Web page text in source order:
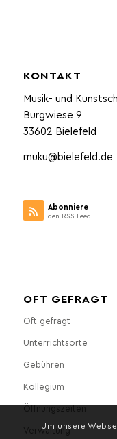
KONTAKT
Musik- und
Burgwiese 9
33602 Bielefeld
muku@bielefeld.de
Abonniere
den RSS Feed
OFT GEFRAGT
Oft gefragt
Unterrichtsorte
Gebühren
Kollegium
Öffnungszeiten
Verwaltung
Um unsere